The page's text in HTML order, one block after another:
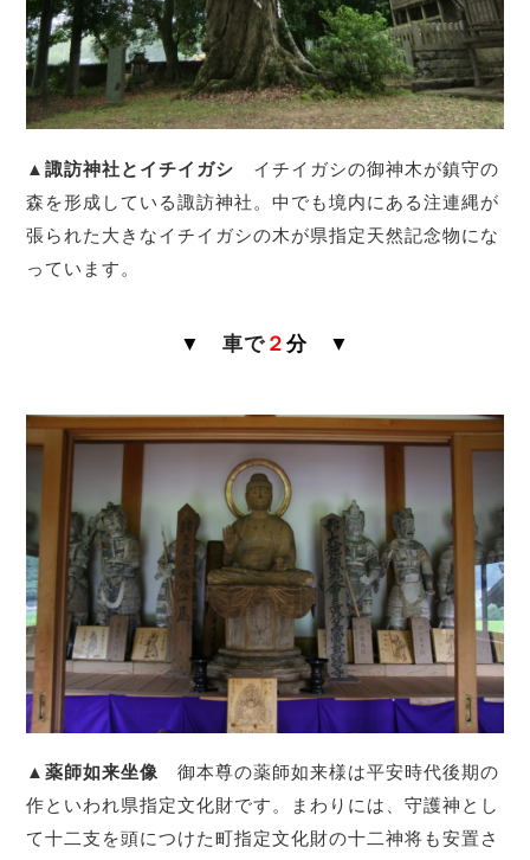
▲諏訪神社とイチイガシ イチイガシの御神木が鎮守の
森を形成している諏訪神社。中でも境内にある注連縄が
張られた大きなイチイガシの木が県指定天然記念物にな
っています。
▼ 車で ２ 分 ▼
▲薬師如来坐像 御本尊の薬師如来様は平安時代後期の
作といわれ県指定文化財です。まわりには、守護神とし
て十二支を頭につけた町指定文化財の十二神将も安置さ